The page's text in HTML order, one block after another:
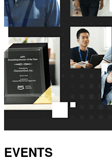
EVENTS